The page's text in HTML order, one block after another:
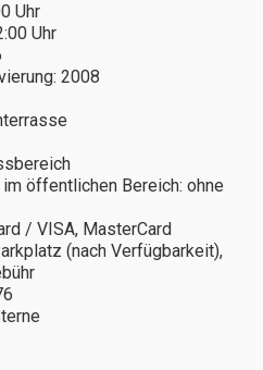
Uhr
Uhr
2008
öffentlichen Bereich: ohne
/ VISA, MasterCard
(nach Verfügbarkeit),